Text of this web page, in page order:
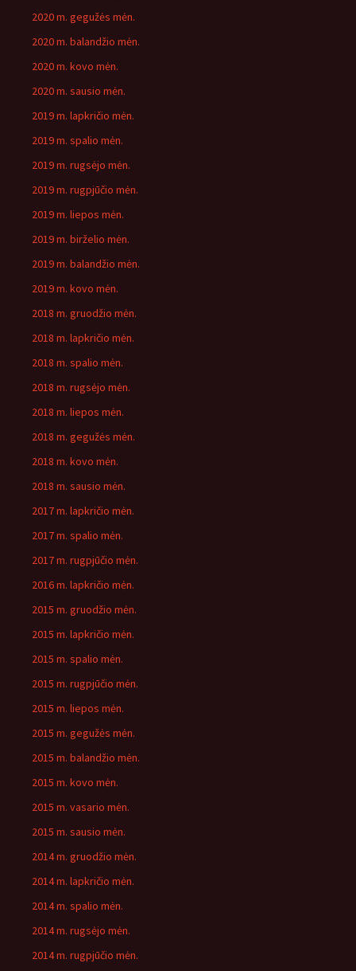
2020 m. gegužės mėn.
2020 m. balandžio mėn.
2020 m. kovo mėn.
2020 m. sausio mėn.
2019 m. lapkričio mėn.
2019 m. spalio mėn.
2019 m. rugsėjo mėn.
2019 m. rugpjūčio mėn.
2019 m. liepos mėn.
2019 m. birželio mėn.
2019 m. balandžio mėn.
2019 m. kovo mėn.
2018 m. gruodžio mėn.
2018 m. lapkričio mėn.
2018 m. spalio mėn.
2018 m. rugsėjo mėn.
2018 m. liepos mėn.
2018 m. gegužės mėn.
2018 m. kovo mėn.
2018 m. sausio mėn.
2017 m. lapkričio mėn.
2017 m. spalio mėn.
2017 m. rugpjūčio mėn.
2016 m. lapkričio mėn.
2015 m. gruodžio mėn.
2015 m. lapkričio mėn.
2015 m. spalio mėn.
2015 m. rugpjūčio mėn.
2015 m. liepos mėn.
2015 m. gegužės mėn.
2015 m. balandžio mėn.
2015 m. kovo mėn.
2015 m. vasario mėn.
2015 m. sausio mėn.
2014 m. gruodžio mėn.
2014 m. lapkričio mėn.
2014 m. spalio mėn.
2014 m. rugsėjo mėn.
2014 m. rugpjūčio mėn.